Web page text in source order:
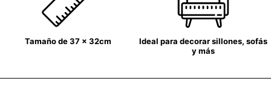
Tamaño de 37 x 32cm
Ideal para decorar sillones, sofás
y más